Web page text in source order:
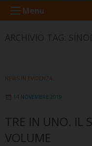
Menu
NEWS IN EVIDENZA
14 NOVEMBRE 2019
TRE IN UNO. IL
VOLUME